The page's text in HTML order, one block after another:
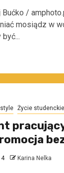
/
mosiądz w
Życie studenckie
Karina Nelka